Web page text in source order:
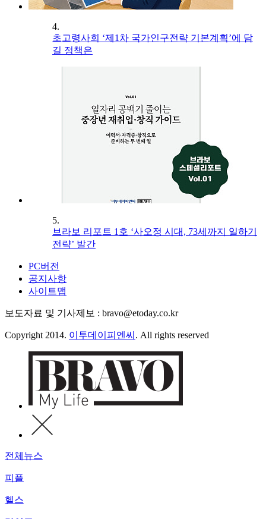
4.
초고령사회 ‘제1차 국가인구전략 기본계획’에 담
길 정책은
5.
브라보 리포트 1호 ‘사오정 시대, 73세까지 일하기
전략’ 발간
PC버전
공지사항
사이트맵
보도자료 및 기사제보 : bravo@etoday.co.kr
Copyright 2014. 이투데이피엔씨 . All rights reserved
전체뉴스
피플
헬스